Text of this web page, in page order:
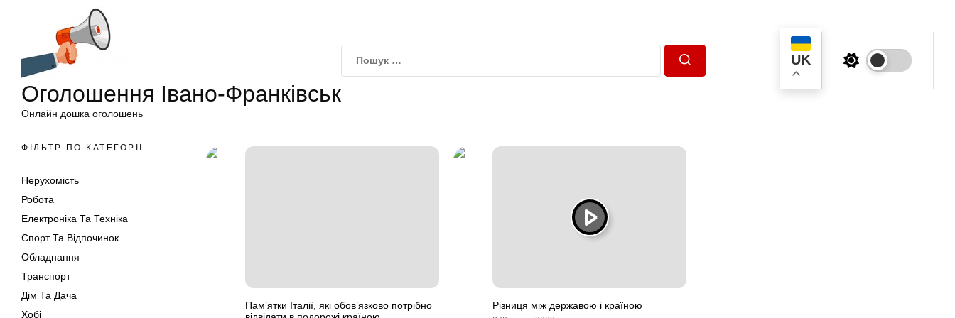
Оголошення Івано-Франківськ
Онлайн дошка оголошень
UK
ФІЛЬТР ПО КАТЕГОРІЇ
Нерухомість
Робота
Електроніка Та Техніка
Спорт Та Відпочинок
Обладнання
Транспорт
Дім Та Дача
Хобі
Пам’ятки Італії, які обов’язково потрібно
Різниця між державою і країною